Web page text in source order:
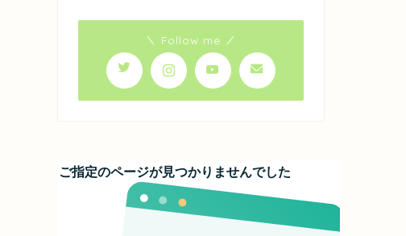
＼ Follow me ／